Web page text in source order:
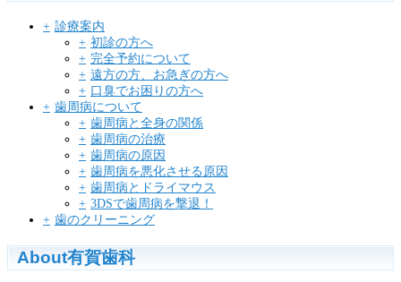
診療案内
初診の方へ
完全予約について
遠方の方、お急ぎの方へ
口臭でお困りの方へ
歯周病について
歯周病と全身の関係
歯周病の治療
歯周病の原因
歯周病を悪化させる原因
歯周病とドライマウス
3DSで歯周病を撃退！
歯のクリーニング
About有賀歯科